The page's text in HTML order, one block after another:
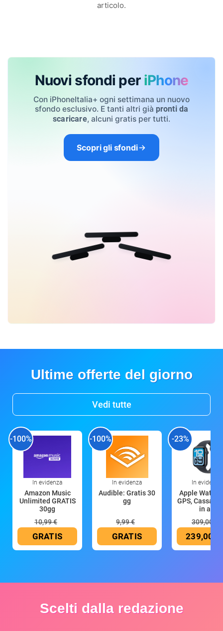
articolo.
Nuovi sfondi per iPhone
Con iPhoneItalia+ ogni settimana un nuovo
sfondo esclusivo. E tanti altri già pronti da
scaricare, alcuni gratis per tutti.
Scopri gli sfondi
Ultime offerte del giorno
Vedi tutte
-100%
In evidenza
Amazon Music
Unlimited GRATIS
30gg
10,99 €
GRATIS
-100%
In evidenza
Audible: Gratis 30
gg
9,99 €
GRATIS
-23%
In evidenza
Apple Watch
GPS, Cassa
in all
309,00 €
239,00 €
Scelti dalla redazione